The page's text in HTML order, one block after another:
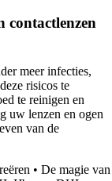
contactlenzen
meer infecties,
risicos te
te reinigen en
uw lenzen en ogen
van de
• De magie van